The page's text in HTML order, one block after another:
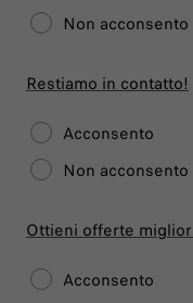
Non acconsento
Restiamo in contatto!
Acconsento
Non acconsento
Ottieni offerte
Acconsento